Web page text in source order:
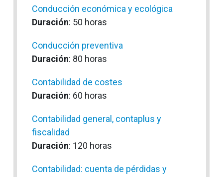
Conducción económica y ecológica
Duración: 50 horas
Conducción preventiva
Duración: 80 horas
Contabilidad de costes
Duración: 60 horas
Contabilidad general, contaplus y
fiscalidad
Duración: 120 horas
Contabilidad: cuenta de pérdidas y